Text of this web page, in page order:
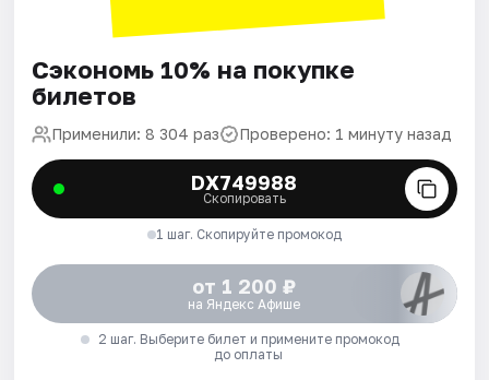
Сэкономь 10% на покупке
билетов
Применили: 8 304 раз Проверено: 1 минуту назад
DX749988
Скопировать
1 шаг. Скопируйте промокод
от 1 200 ₽
на Яндекс Афише
2 шаг. Выберите билет и примените промокод
до оплаты